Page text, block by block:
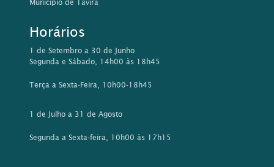
Município de Tavira
Horários
1 de Setembro a 30 de Junho
Segunda e Sábado, 14h00 às 18h45
Terça a Sexta-Feira, 10h00-18h45
1 de Julho a 31 de Agosto
Segunda a Sexta-feira, 10h00 às 17h15